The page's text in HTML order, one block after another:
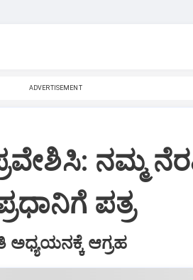
ADVERTISEMENT
ನಮ್ಮ
ಪತ್ರ
ಅಧ್ಯಯನಕ್ಕೆ ಆಗ್ರಹ